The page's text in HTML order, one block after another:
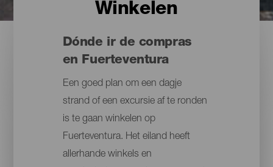
Winkelen
Dónde ir de compras
en Fuerteventura
Een goed plan om een dagje
strand of een excursie af te ronden
is te gaan winkelen op
Fuerteventura. Het eiland heeft
allerhande winkels en